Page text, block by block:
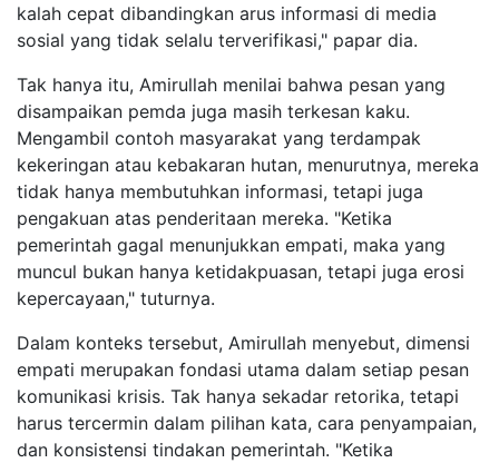
kalah cepat dibandingkan arus informasi di media
sosial yang tidak selalu terverifikasi," papar dia.
Tak hanya itu, Amirullah menilai bahwa pesan yang
disampaikan pemda juga masih terkesan kaku.
Mengambil contoh masyarakat yang terdampak
kekeringan atau kebakaran hutan, menurutnya, mereka
tidak hanya membutuhkan informasi, tetapi juga
pengakuan atas penderitaan mereka. "Ketika
pemerintah gagal menunjukkan empati, maka yang
muncul bukan hanya ketidakpuasan, tetapi juga erosi
kepercayaan," tuturnya.
Dalam konteks tersebut, Amirullah menyebut, dimensi
empati merupakan fondasi utama dalam setiap pesan
komunikasi krisis. Tak hanya sekadar retorika, tetapi
harus tercermin dalam pilihan kata, cara penyampaian,
dan konsistensi tindakan pemerintah. "Ketika